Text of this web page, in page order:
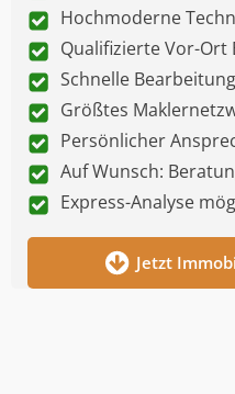
Hochmoderne
Qualifizierte Vor-Ort
Schnelle Bearbeitung
Größtes
Persönlicher
Auf Wunsch:
Express-Analyse
Jetzt